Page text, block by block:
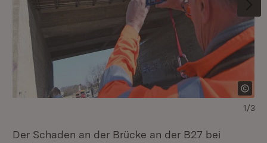
Der Schaden an der Brücke an der B27 bei
1/3